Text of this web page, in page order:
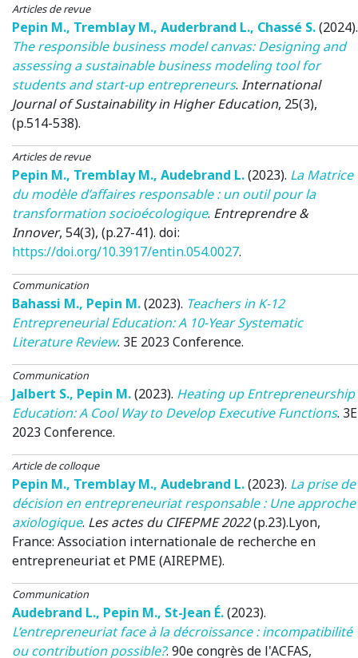
Articles de revue
Pepin M., Tremblay M., Auderbrand L., Chassé S.(2024).
The responsible business model canvas: Designing and
assessing a sustainable business modeling tool for
students and start-up entrepreneurs. International
Journal of Sustainability in Higher Education, 25(3),
(p.514-538).
Articles de revue
Pepin M., Tremblay M., Audebrand L.(2023). La Matrice
du modèle d’affaires responsable : un outil pour la
transformation socioécologique. Entreprendre &
Innover, 54(3), (p.27-41). doi:
https://doi.org/10.3917/entin.054.0027.
Communication
Bahassi M., Pepin M.(2023). Teachers in K-12
Entrepreneurial Education: A 10-Year Systematic
Literature Review. 3E 2023 Conference.
Communication
Jalbert S., Pepin M.(2023). Heating up Entrepreneurship
Education: A Cool Way to Develop Executive Functions. 3E
2023 Conference.
Article de colloque
Pepin M., Tremblay M., Audebrand L.(2023). La prise de
décision en entrepreneuriat responsable : Une approche
axiologique. Les actes du CIFEPME 2022(p.23).Lyon,
France: Association internationale de recherche en
entrepreneuriat et PME (AIREPME).
Communication
Audebrand L., Pepin M., St-Jean É.(2023).
L’entrepreneuriat face à la décroissance : incompatibilité
ou contribution possible?. 90e congrès de l'ACFAS,